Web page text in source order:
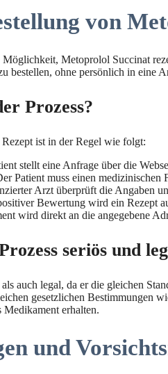
von
Metoprolol Succinat
bestellen, ohne persönlich in eine
Prozess?
ist in der Regel wie folgt:
stellt eine Anfrage über die
Patient muss einen medizinischen
Arzt überprüft die Angaben
Bewertung wird ein Rezept
wird direkt an die angegebene
seriös und
auch legal, da er die gleichen
gesetzlichen Bestimmungen
Medikament erhalten.
und